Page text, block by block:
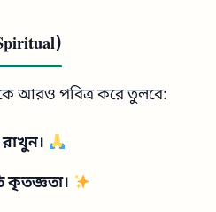
আরও পবিত্র করে তুলবে:
কৃতজ্ঞতা।